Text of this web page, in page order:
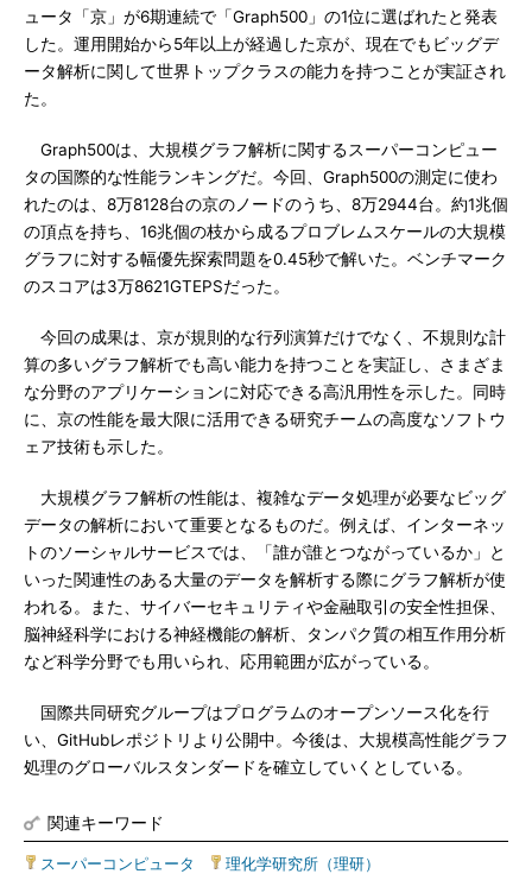
ュータ「京」が6期連続で「Graph500」の1位に選ばれたと発表
した。運用開始から5年以上が経過した京が、現在でもビッグデ
ータ解析に関して世界トップクラスの能力を持つことが実証され
た。
Graph500は、大規模グラフ解析に関するスーパーコンピュー
タの国際的な性能ランキングだ。今回、Graph500の測定に使わ
れたのは、8万8128台の京のノードのうち、8万2944台。約1兆個
の頂点を持ち、16兆個の枝から成るプロブレムスケールの大規模
グラフに対する幅優先探索問題を0.45秒で解いた。ベンチマーク
のスコアは3万8621GTEPSだった。
今回の成果は、京が規則的な行列演算だけでなく、不規則な計
算の多いグラフ解析でも高い能力を持つことを実証し、さまざま
な分野のアプリケーションに対応できる高汎用性を示した。同時
に、京の性能を最大限に活用できる研究チームの高度なソフトウ
ェア技術も示した。
大規模グラフ解析の性能は、複雑なデータ処理が必要なビッグ
データの解析において重要となるものだ。例えば、インターネッ
トのソーシャルサービスでは、「誰が誰とつながっているか」と
いった関連性のある大量のデータを解析する際にグラフ解析が使
われる。また、サイバーセキュリティや金融取引の安全性担保、
脳神経科学における神経機能の解析、タンパク質の相互作用分析
など科学分野でも用いられ、応用範囲が広がっている。
国際共同研究グループはプログラムのオープンソース化を行
い、GitHubレポジトリより公開中。今後は、大規模高性能グラフ
処理のグローバルスタンダードを確立していくとしている。
関連キーワード
スーパーコンピュータ 理化学研究所（理研）